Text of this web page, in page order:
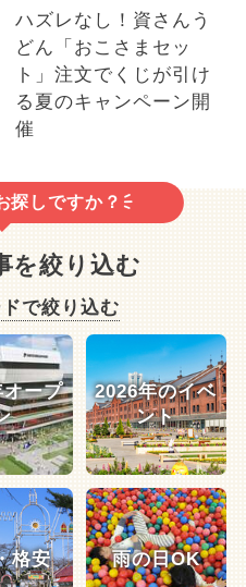
ハズレなし！資さんう
どん「おこさまセッ
ト」注文でくじが引け
る夏のキャンペーン開
催
探しですか？
を絞り込む
で絞り込む
ープ
2026年のイベ
ント
格安 雨の日OK